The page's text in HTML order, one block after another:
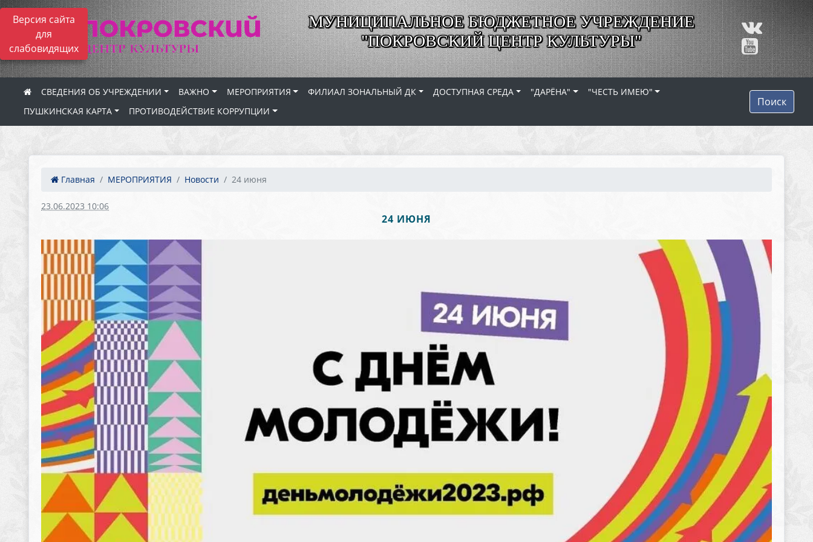
Версия сайта
для
слабовидящих
МУНИЦИПАЛЬНОЕ БЮДЖЕТНОЕ УЧРЕЖДЕНИЕ
"ПОКРОВСКИЙ ЦЕНТР КУЛЬТУРЫ"
СВЕДЕНИЯ ОБ УЧРЕЖДЕНИИ ВАЖНО МЕРОПРИЯТИЯ ФИЛИАЛ ЗОНАЛЬНЫЙ ДК ДОСТУПНАЯ СРЕДА "ДАРЁНА"
"ЧЕСТЬ ИМЕЮ"
ПУШКИНСКАЯ КАРТА
ПРОТИВОДЕЙСТВИЕ КОРРУПЦИИ
Поиск
Главная МЕРОПРИЯТИЯ Новости 24 июня
23.06.2023 10:06
24 ИЮНЯ